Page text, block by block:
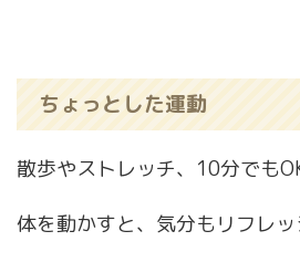
ちょっとした運動
散歩やストレッチ、10分でもOK
体を動かすと、気分もリフレッ